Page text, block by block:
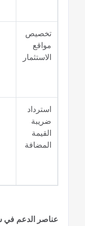
تخصيص
مواقع
الاستثمار
استرداد
ضريبة
القيمة
المضافة
عناصر الدعم في